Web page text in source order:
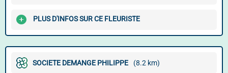
PLUS D'INFOS SUR CE FLEURISTE
SOCIETE DEMANGE PHILIPPE (8.2 km)